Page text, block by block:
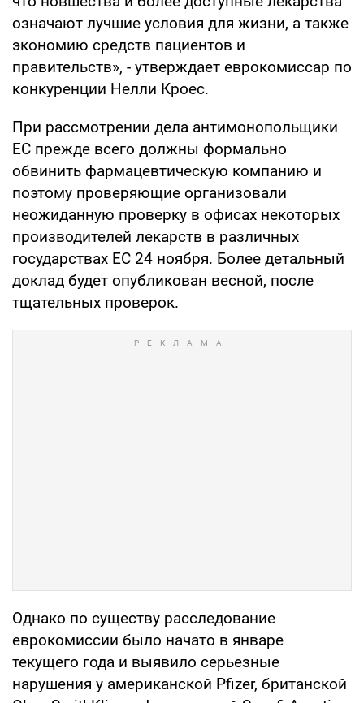
означают лучшие условия для жизни, а также
экономию средств пациентов и
правительств», - утверждает еврокомиссар по
конкуренции Нелли Кроес.
При рассмотрении дела антимонопольщики
ЕС прежде всего должны формально
обвинить фармацевтическую компанию и
поэтому проверяющие организовали
неожиданную проверку в офисах некоторых
производителей лекарств в различных
государствах ЕС 24 ноября. Более детальный
доклад будет опубликован весной, после
тщательных проверок.
Однако по существу расследование
еврокомиссии было начато в январе
текущего года и выявило серьезные
нарушения у американской Pfizer, британской